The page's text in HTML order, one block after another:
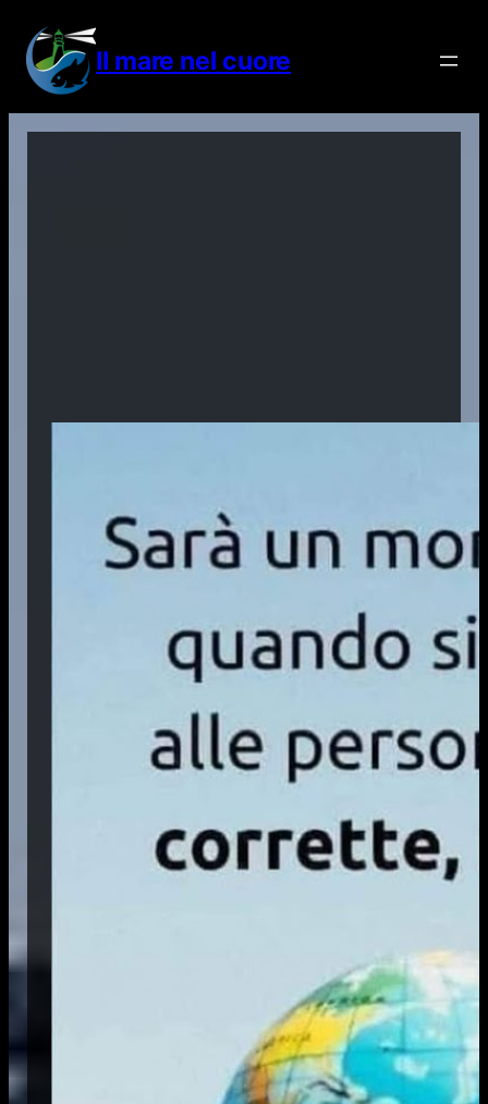
contenuto
Il mare nel cuore